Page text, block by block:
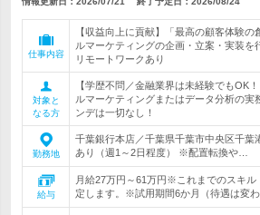
仕事内容
【収益向上に貢献】「最高の顧客体験の
ルマーケティングの企画・立案・実装
リモートワークあり
対象と
なる方
【学歴不問／金融業界は未経験でもOK
ルマーケティングまたはデータ分析の
ンデは一切なし！
勤務地
千葉銀行本店／千葉県千葉市中央区千
あり（週1～2日程度） ※配置転換や…
給与
月給27万円～61万円※これまでのスキル
定します。※試用期間6か月（待遇は変わ